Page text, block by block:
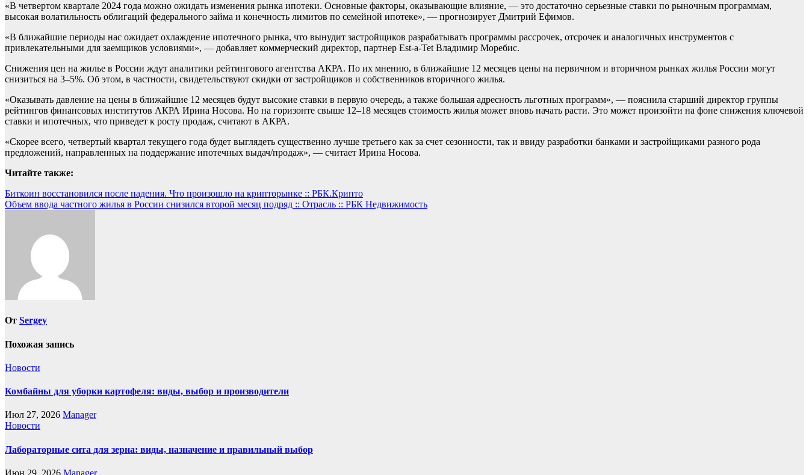
«В четвертом квартале 2024 года можно ожидать изменения рынка ипотеки. Основные факторы, оказывающие влияние, — это достаточно серьезные ставки по рыночным программам,
высокая волатильность облигаций федерального займа и конечность лимитов по семейной ипотеке», — прогнозирует Дмитрий Ефимов.
«В ближайшие периоды нас ожидает охлаждение ипотечного рынка, что вынудит застройщиков разрабатывать программы рассрочек, отсрочек и аналогичных инструментов с
привлекательными для заемщиков условиями», — добавляет коммерческий директор, партнер Est-a-Tet Владимир Моребис.
Снижения цен на жилье в России ждут аналитики рейтингового агентства АКРА. По их мнению, в ближайшие 12 месяцев цены на первичном и вторичном рынках жилья России могут
снизиться на 3–5%. Об этом, в частности, свидетельствуют скидки от застройщиков и собственников вторичного жилья.
«Оказывать давление на цены в ближайшие 12 месяцев будут высокие ставки в первую очередь, а также большая адресность льготных программ», — пояснила старший директор группы
рейтингов финансовых институтов АКРА Ирина Носова. Но на горизонте свыше 12–18 месяцев стоимость жилья может вновь начать расти. Это может произойти на фоне снижения ключевой
ставки и ипотечных, что приведет к росту продаж, считают в АКРА.
«Скорее всего, четвертый квартал текущего года будет выглядеть существенно лучше третьего как за счет сезонности, так и ввиду разработки банками и застройщиками разного рода
предложений, направленных на поддержание ипотечных выдач/продаж», — считает Ирина Носова.
Читайте также:
Навигация
по
Биткоин восстановился после падения. Что произошло на крипторынке :: РБК.Крипто
Объем ввода частного жилья в России снизился второй месяц подряд :: Отрасль :: РБК Недвижимость
От Sergey
Похожая запись
Новости
Комбайны для уборки картофеля: виды, выбор и производители
Июл 27, 2026 Manager
Новости
Лабораторные сита для зерна: виды, назначение и правильный выбор
Июн 29, 2026 Manager